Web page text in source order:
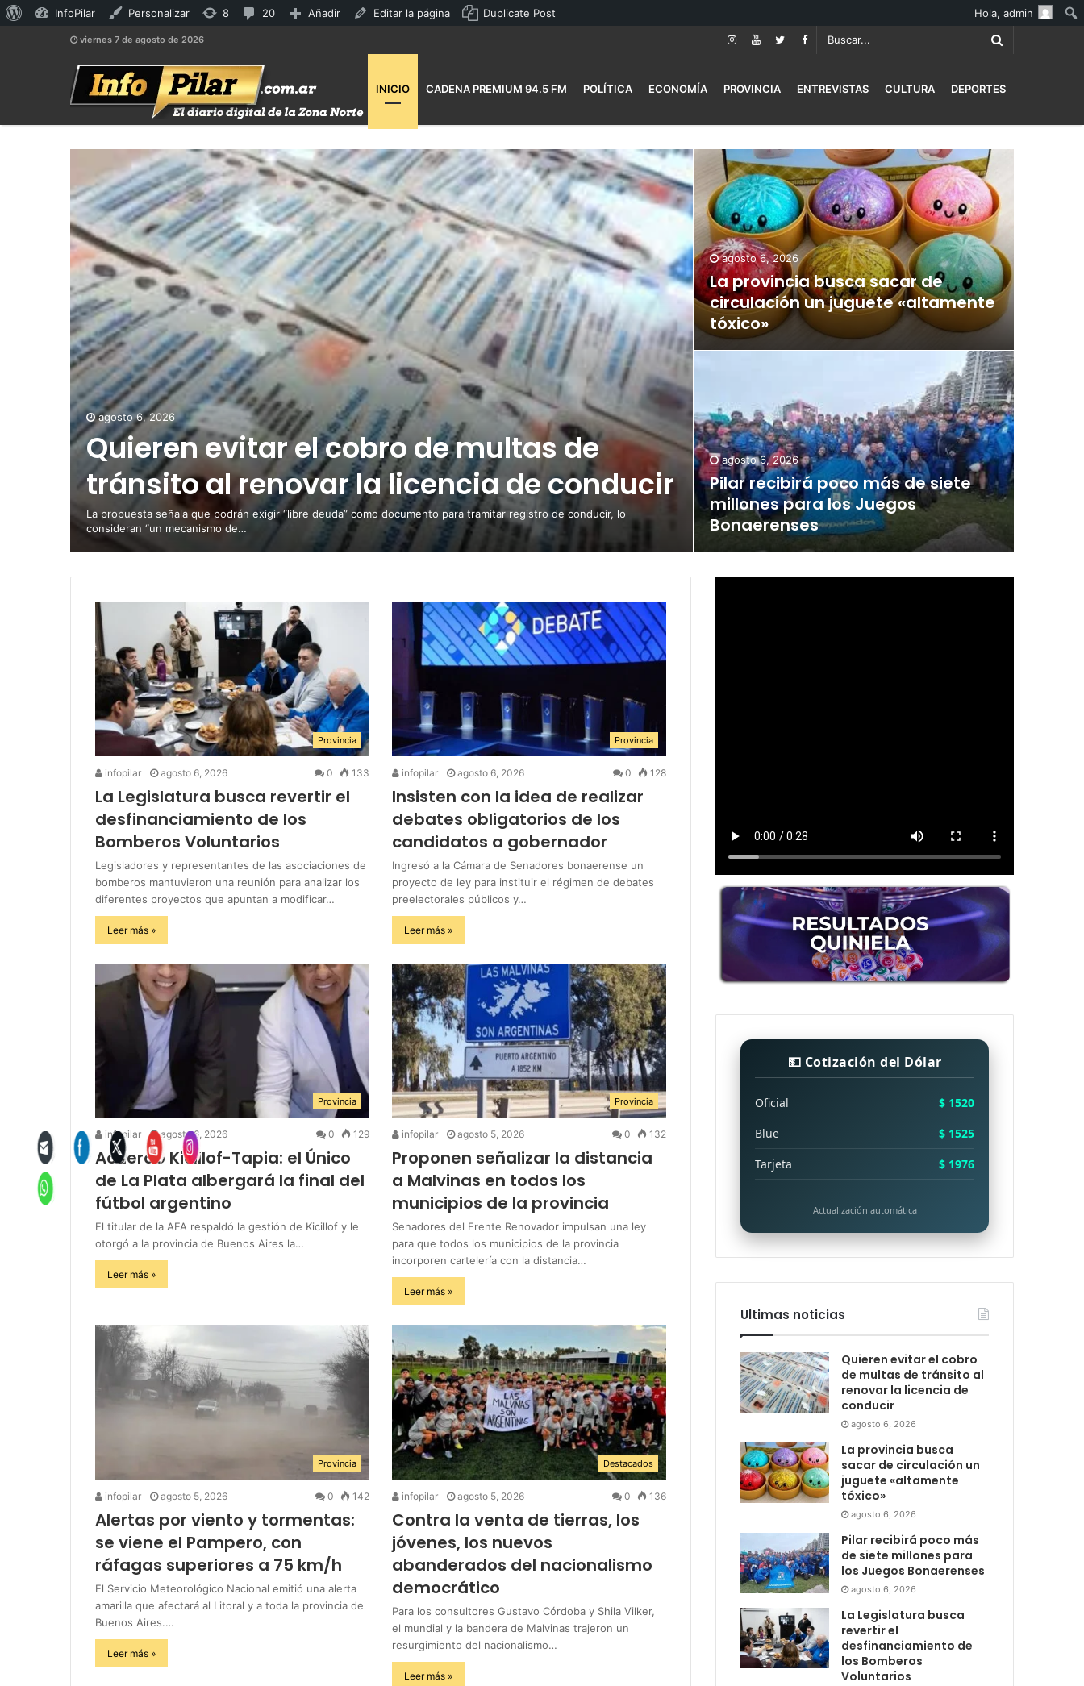
viernes 7 de agosto de 2026
INICIO CADENA PREMIUM 94.5 FM POLÍTICA ECONOMÍA PROVINCIA ENTREVISTAS CULTURA DEPORTES
agosto 6, 2026
Quieren evitar el cobro de multas de
tránsito al renovar la licencia de conducir
La propuesta señala que podrán exigir “libre deuda” como documento para tramitar registro de conducir, lo
consideran “un mecanismo de…
agosto 6, 2026
La provincia busca sacar de
circulación un juguete «altamente
tóxico»
agosto 6, 2026
Pilar recibirá poco más de siete
millones para los Juegos
Bonaerenses
Provincia
infopilar agosto 6, 2026 0 133
La Legislatura busca revertir el
desfinanciamiento de los
Bomberos Voluntarios
Legisladores y representantes de las asociaciones de
bomberos mantuvieron una reunión para analizar los
diferentes proyectos que apuntan a modificar…
Leer más »
Provincia
infopilar agosto 6, 2026 0 128
Insisten con la idea de realizar
debates obligatorios de los
candidatos a gobernador
Ingresó a la Cámara de Senadores bonaerense un
proyecto de ley para instituir el régimen de debates
preelectorales públicos y…
Leer más »
Provincia
infopilar agosto 6, 2026 0 129
Acuerdo Kicillof-Tapia: el Único
de La Plata albergará la final del
fútbol argentino
El titular de la AFA respaldó la gestión de Kicillof y le
otorgó a la provincia de Buenos Aires la…
Leer más »
Provincia
infopilar agosto 5, 2026 0 132
Proponen señalizar la distancia
a Malvinas en todos los
municipios de la provincia
Senadores del Frente Renovador impulsan una ley
para que todos los municipios de la provincia
incorporen cartelería con la distancia…
Leer más »
Provincia
infopilar agosto 5, 2026 0 142
Alertas por viento y tormentas:
se viene el Pampero, con
ráfagas superiores a 75 km/h
El Servicio Meteorológico Nacional emitió una alerta
amarilla que afectará al Litoral y a toda la provincia de
Buenos Aires.…
Leer más »
Destacados
infopilar agosto 5, 2026 0 136
Contra la venta de tierras, los
jóvenes, los nuevos
abanderados del nacionalismo
democrático
Para los consultores Gustavo Córdoba y Shila Vilker,
el mundial y la bandera de Malvinas trajeron un
resurgimiento del nacionalismo…
Leer más »
💵 Cotización del Dólar
Oficial
$ 1520
Blue
$ 1525
Tarjeta
$ 1976
Actualización automática
Ultimas noticias
Quieren evitar el cobro
de multas de tránsito al
renovar la licencia de
conducir
agosto 6, 2026
La provincia busca
sacar de circulación un
juguete «altamente
tóxico»
agosto 6, 2026
Pilar recibirá poco más
de siete millones para
los Juegos Bonaerenses
agosto 6, 2026
La Legislatura busca
revertir el
desfinanciamiento de
los Bomberos
Voluntarios
AcercaInfoPilar Personalizar 88
disponibles
2020
moderación
Añadir Editar la página Duplicate Post Hola, admin